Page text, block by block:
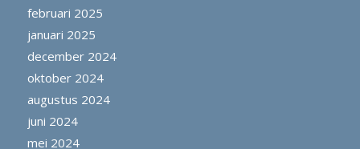
februari 2025
januari 2025
december 2024
oktober 2024
augustus 2024
juni 2024
mei 2024